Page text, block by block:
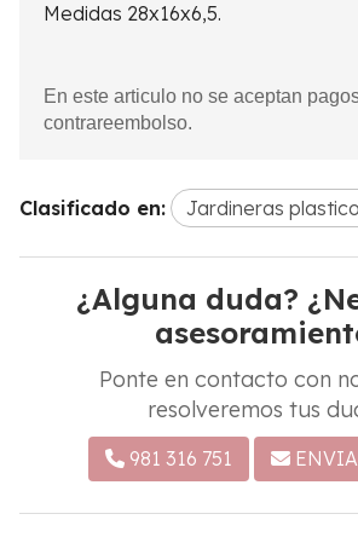
Medidas 28x16x6,5.
En este articulo no se aceptan
contrareembolso.
Clasificado en: Jardineras
¿Alguna duda?
Ponte en contacto con
resolveremos tus
981 316 751